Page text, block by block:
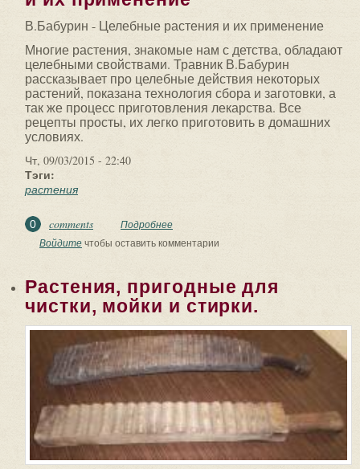
В.Бабурин - Целебные растения и их применение
Многие растения, знакомые нам с детства, обладают
целебными свойствами. Травник В.Бабурин
рассказывает про целебные действия некоторых
растений, показана технология сбора и заготовки, а
так же процесс приготовления лекарства. Все
рецепты просты, их легко приготовить в домашних
условиях.
Чт, 09/03/2015 - 22:40
Тэги:
растения
0 comments Подробнее
применение
Войдитечтобы оставить комментарии
Растения, пригодные для
чистки, мойки и стирки.